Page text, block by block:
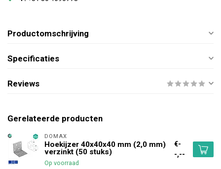
Productomschrijving
Specificaties
Reviews
Gerelateerde producten
DOMAX
Hoekijzer 40x40x40 mm (2,0 mm)
verzinkt (50 stuks)
Op voorraad
€-
-,--